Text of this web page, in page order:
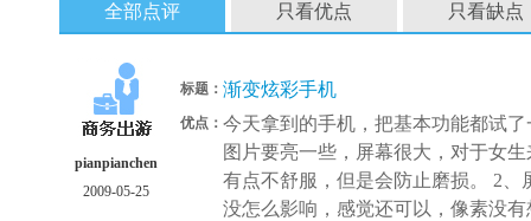
全部点评 只看优点 只看缺点
pianpianchen
2009-05-25
标题： 渐变炫彩手机
优点： 今天拿到的手机，把基本功能都试
图片要亮一些，屏幕很大，对于女
有点不舒服，但是会防止磨损。 2、
没怎么影响，感觉还可以，像素没